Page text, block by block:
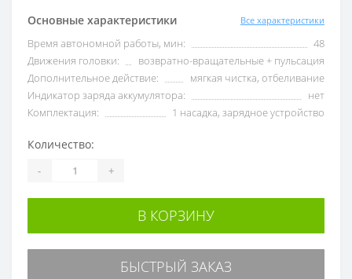
Основные характеристики Все характеристики
Время автономной работы, мин:
48
Движения головки:
возвратно-вращательные + пульсация
Дополнительное действие:
мягкая чистка, отбеливание
Индикатор заряда аккумулятора:
нет
Комплектация:
1 насадка, зарядное устройство
Количество:
- +
В КОРЗИНУ
БЫСТРЫЙ ЗАКАЗ